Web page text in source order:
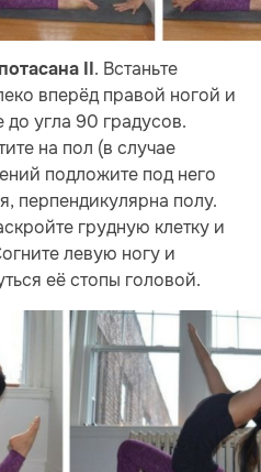
II. Встаньте
вперёд правой ногой и
до угла 90 градусов.
на пол (в случае
подложите под него
перпендикулярна полу.
грудную клетку и
левую ногу и
её стопы головой.